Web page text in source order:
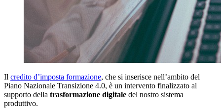
Il credito d’imposta formazione, che si inserisce nell’ambito del
Piano Nazionale Transizione 4.0, è un intervento finalizzato al
supporto della trasformazione digitale del nostro sistema
produttivo.